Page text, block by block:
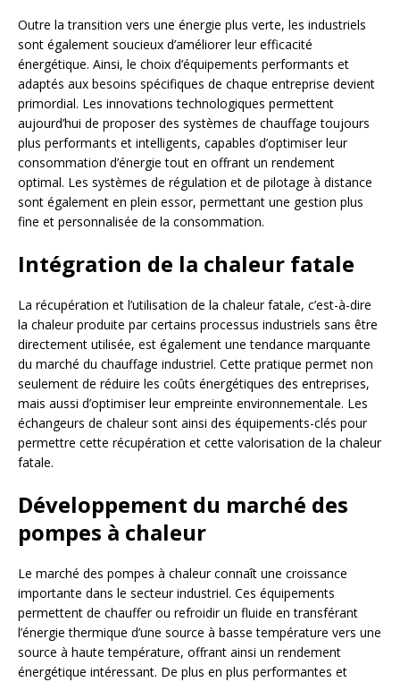
Outre la transition vers une énergie plus verte, les industriels
sont également soucieux d’améliorer leur efficacité
énergétique. Ainsi, le choix d’équipements performants et
adaptés aux besoins spécifiques de chaque entreprise devient
primordial. Les innovations technologiques permettent
aujourd’hui de proposer des systèmes de chauffage toujours
plus performants et intelligents, capables d’optimiser leur
consommation d’énergie tout en offrant un rendement
optimal. Les systèmes de régulation et de pilotage à distance
sont également en plein essor, permettant une gestion plus
fine et personnalisée de la consommation.
Intégration de la chaleur fatale
La récupération et l’utilisation de la chaleur fatale, c’est-à-dire
la chaleur produite par certains processus industriels sans être
directement utilisée, est également une tendance marquante
du marché du chauffage industriel. Cette pratique permet non
seulement de réduire les coûts énergétiques des entreprises,
mais aussi d’optimiser leur empreinte environnementale. Les
échangeurs de chaleur sont ainsi des équipements-clés pour
permettre cette récupération et cette valorisation de la chaleur
fatale.
Développement du marché des
pompes à chaleur
Le marché des pompes à chaleur connaît une croissance
importante dans le secteur industriel. Ces équipements
permettent de chauffer ou refroidir un fluide en transférant
l’énergie thermique d’une source à basse température vers une
source à haute température, offrant ainsi un rendement
énergétique intéressant. De plus en plus performantes et